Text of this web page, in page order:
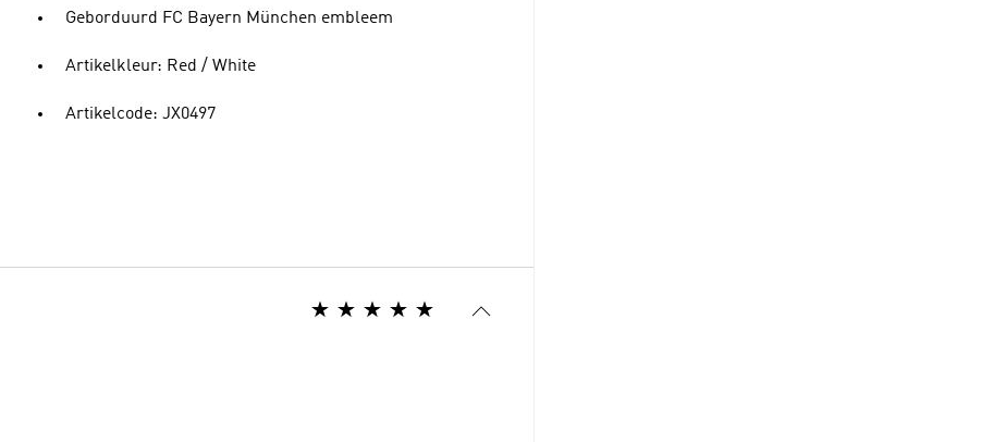
Geborduurd FC Bayern München embleem
Artikelkleur: Red / White
Artikelcode: JX0497